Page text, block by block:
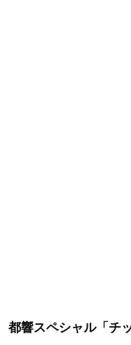
都響スペシャル「チ